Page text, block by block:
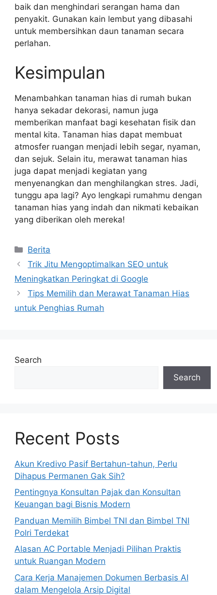
baik dan menghindari serangan hama dan
penyakit. Gunakan kain lembut yang dibasahi
untuk membersihkan daun tanaman secara
perlahan.
Kesimpulan
Menambahkan tanaman hias di rumah bukan
hanya sekadar dekorasi, namun juga
memberikan manfaat bagi kesehatan fisik dan
mental kita. Tanaman hias dapat membuat
atmosfer ruangan menjadi lebih segar, nyaman,
dan sejuk. Selain itu, merawat tanaman hias
juga dapat menjadi kegiatan yang
menyenangkan dan menghilangkan stres. Jadi,
tunggu apa lagi? Ayo lengkapi rumahmu dengan
tanaman hias yang indah dan nikmati kebaikan
yang diberikan oleh mereka!
Categories
Berita
Trik Jitu Mengoptimalkan SEO untuk
Meningkatkan Peringkat di Google
Tips Memilih dan Merawat Tanaman Hias
untuk Penghias Rumah
Search
Search
Recent Posts
Akun Kredivo Pasif Bertahun-tahun, Perlu
Dihapus Permanen Gak Sih?
Pentingnya Konsultan Pajak dan Konsultan
Keuangan bagi Bisnis Modern
Panduan Memilih Bimbel TNI dan Bimbel TNI
Polri Terdekat
Alasan AC Portable Menjadi Pilihan Praktis
untuk Ruangan Modern
Cara Kerja Manajemen Dokumen Berbasis AI
dalam Mengelola Arsip Digital